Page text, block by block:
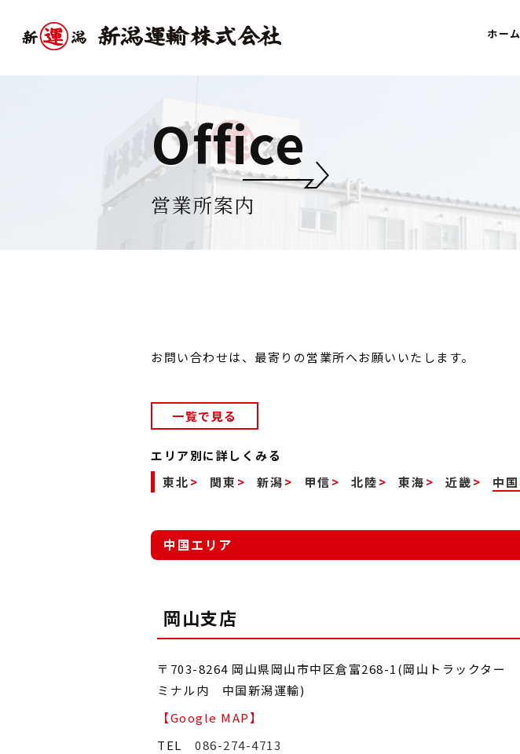
ホーム
Office
営業所案内
お問い合わせは、最寄りの営業所へお願いいたします。
一覧で見る
エリア別に詳しくみる
東北
関東 新潟 甲信 北陸 東海 近畿 中国
中国エリア
岡山支店
〒703-8264 岡山県岡山市中区倉富268-1(岡山トラックター
ミナル内 中国新潟運輸)
【Google MAP】
TEL 086-274-4713